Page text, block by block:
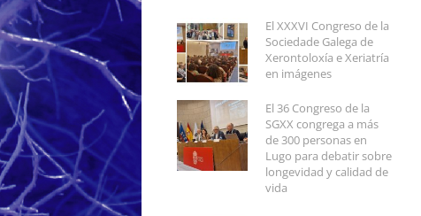
El XXXVI Congreso de la
Sociedade Galega de
Xerontoloxía e Xeriatría
en imágenes
El 36 Congreso de la
SGXX congrega a más
de 300 personas en
Lugo para debatir sobre
longevidad y calidad de
vida